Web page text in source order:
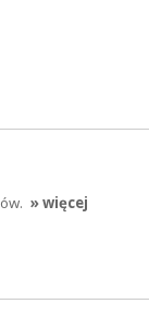
» więcej